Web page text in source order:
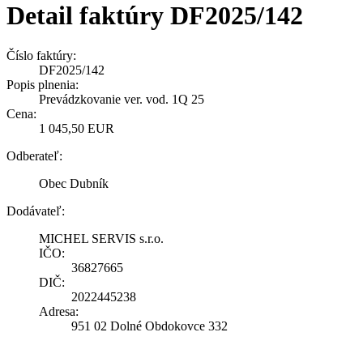
Detail faktúry DF2025/142
Číslo faktúry:
DF2025/142
Popis plnenia:
Prevádzkovanie ver. vod. 1Q 25
Cena:
1 045,50 EUR
Odberateľ:
Obec Dubník
Dodávateľ:
MICHEL SERVIS s.r.o.
IČO:
36827665
DIČ:
2022445238
Adresa:
951 02 Dolné Obdokovce 332